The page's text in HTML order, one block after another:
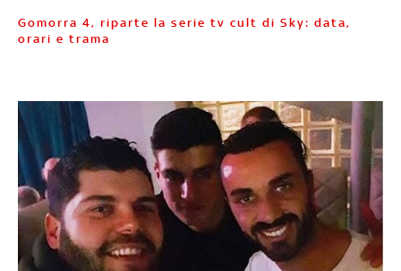
Gomorra 4, riparte la serie tv cult di Sky: data,
orari e trama